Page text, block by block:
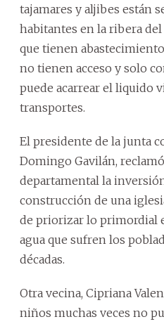
tajamares y aljibes están
habitantes en la ribera
que tienen
no tienen acceso y solo
puede acarrear el liquido
transportes.
El presidente de la junta
Domingo Gavilán,
departamental la
construcción de una
de priorizar lo primordial
agua que sufren los
décadas.
Otra vecina, Cipriana
niños muchas veces no